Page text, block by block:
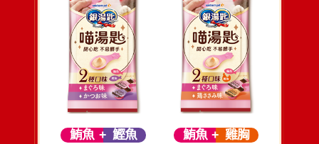
鮪魚 鰹魚 鮪魚 雞胸